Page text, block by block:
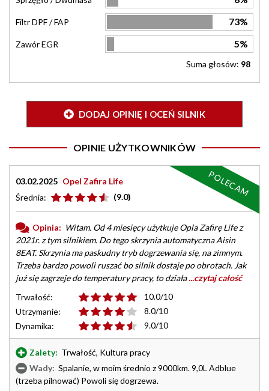
Filtr DPF / FAP 73%
Zawór EGR 5%
Suma głosów: 98
DODAJ OPINIĘ I OCEŃ SILNIK
OPINIE UŻYTKOWNIKÓW
03.02.2025 Opel Zafira Life
Średnia:
(9.0)
Opinia: Witam. Od 4 miesięcy użytkuje Opla Zafirę Life z
2021r. z tym silnikiem. Do tego skrzynia automatyczna Aisin
8EAT. Skrzynia ma paskudny tryb dogrzewania się, na zimnym.
Trzeba bardzo powoli ruszać bo silnik dostaje po obrotach. Jak
już się zagrzeje do temperatury pracy, to działa...czytaj całość
Trwałość:
10.0/10
Utrzymanie:
8.0/10
Dynamika:
9.0/10
Zalety: Trwałość, Kultura pracy
Wady: Spalanie, w moim średnio z 9000km. 9,0L Adblue
(trzeba pilnować) Powoli się dogrzewa.
POLECAM